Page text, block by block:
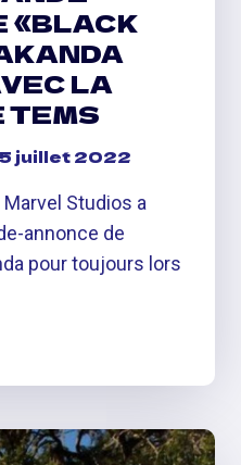
«BLACK
LA
TEMS
juillet 2022
Studios a
annonce de
pour toujours lors